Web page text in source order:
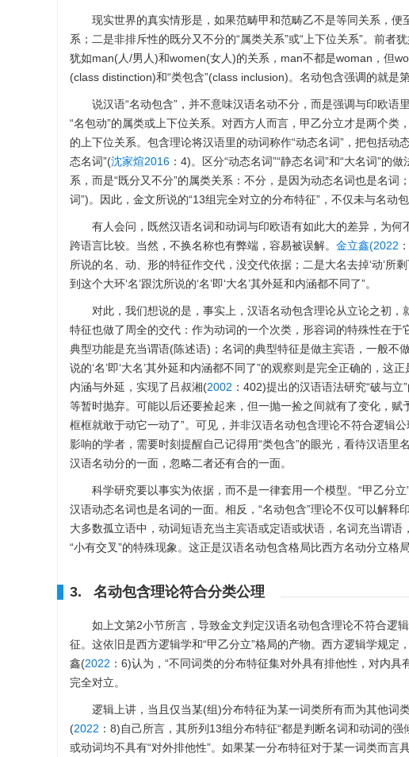
现实世界的真实情形是，如果范畴甲和范畴乙不是等同关系，
系；二是非排斥性的既分又不分的“属类关系”或“上下位关系”。前者
犹如man(人/男人)和women(女人)的关系，man不都是woman，但
(class distinction)和“类包含”(class inclusion)。名动包含强调的就是第
说汉语“名动包含”，并不意味汉语名动不分，而是强调与印欧语
“名包动”的属类或上下位关系。对西方人而言，甲乙分立才是两个
的上下位关系。包含理论将汉语里的动词称作“动态名词”，把包括动
态名词”(沈家煊2016 ：4)。区分“动态名词”“静态名词”和“大名词”
系，而是“既分又不分”的属类关系：不分，是因为动态名词也是名
词”)。因此，金文所说的“13组完全对立的分布特征”，不仅未与名动
有人会问，既然汉语名词和动词与印欧语有如此大的差异，为
跨语言比较。当然，不换名称也有弊端，容易被误解。 金立鑫(2022
所说的名、动、形的特征作交代，没交代依据；二是大名去掉‘动’所
到这个大环‘名’跟沈所说的‘名’即‘大名’其外延和内涵都不同了”。
对此，我们想说的是，事实上，汉语名动包含理论从立论之初，
特征也做了周全的交代：作为动词的一个次类，形容词的特殊性在
典型功能是充当谓语(陈述语)；名词的典型特征是做主宾语，一般不
说的‘名’即‘大名’其外延和内涵都不同了”的观察则是完全正确的，
内涵与外延，实现了吕叔湘(2002 ：402)提出的汉语语法研究“破与立
等暂时抛弃。可能以后还要捡起来，但一抛一捡之间就有了变化，
框框就敢于动它一动了”。可见，并非汉语名动包含理论不符合逻辑
影响的学者，需要时刻提醒自己记得用“类包含”的眼光，看待汉语里
汉语名动分的一面，忽略二者还有合的一面。
科学研究要以事实为依据，而不是一律套用一个模型。“甲乙分
汉语动态名词也是名词的一面。相反，“名动包含”理论不仅可以解释
大多数孤立语中，动词短语充当主宾语或定语或状语，名词充当谓语
“小有交叉”的特殊现象。这正是汉语名动包含格局比西方名动分立格
3. 名动包含理论符合分类公理
如上文第2小节所言，导致金文判定汉语名动包含理论不符合逻
征。这依旧是西方逻辑学和“甲乙分立”格局的产物。西方逻辑学规
鑫(2022 ：6)认为，“不同词类的分布特征集对外具有排他性，对内
完全对立。
逻辑上讲，当且仅当某(组)分布特征为某一词类所有而为其他词
(2022 ：8)自己所言，其所列13组分布特征“都是判断名词和动词的
或动词均不具有“对外排他性”。如果某一分布特征对于某一词类而